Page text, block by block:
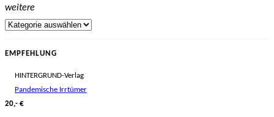
weitere
EMPFEHLUNG
HINTERGRUND-Verlag
Pandemische Irrtümer
20,- €